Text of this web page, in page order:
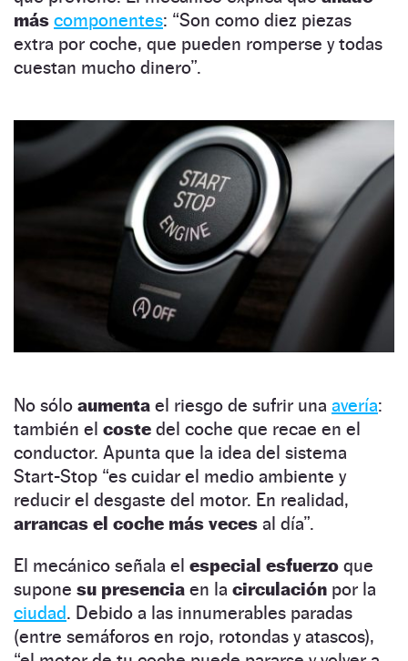
más componentes: “Son como diez piezas
extra por coche, que pueden romperse y todas
cuestan mucho dinero”.
No sólo aumenta el riesgo de sufrir una avería:
también el coste del coche que recae en el
conductor. Apunta que la idea del sistema
Start-Stop “es cuidar el medio ambiente y
reducir el desgaste del motor. En realidad,
arrancas el coche más veces al día”.
El mecánico señala el especial esfuerzo que
supone su presencia en la circulación por la
ciudad. Debido a las innumerables paradas
(entre semáforos en rojo, rotondas y atascos),